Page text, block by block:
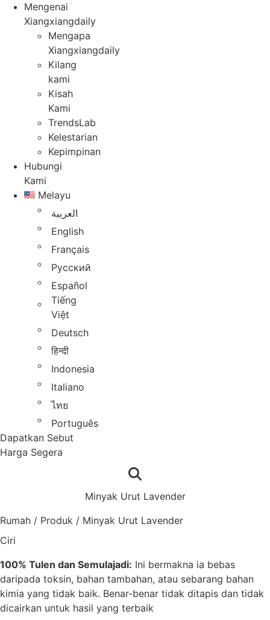
Mengenai
Xiangxiangdaily
Mengapa
Xiangxiangdaily
Kilang
kami
Kisah
Kami
TrendsLab
Kelestarian
Kepimpinan
Hubungi
Kami
Melayu
العربية
English
Français
Русский
Español
Tiếng
Việt
Deutsch
हिन्दी
Indonesia
Italiano
ไทย
Português
Dapatkan Sebut
Harga Segera
Minyak Urut Lavender
Rumah / Produk / Minyak Urut Lavender
Ciri
100% Tulen dan Semulajadi: Ini bermakna ia bebas
daripada toksin, bahan tambahan, atau sebarang bahan
kimia yang tidak baik. Benar-benar tidak ditapis dan tidak
dicairkan untuk hasil yang terbaik